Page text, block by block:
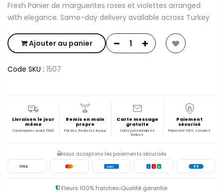
Fresh Panier de marguerites roses et violettes arranged
with elegance. Same-day delivery available across Turkey
Ajouter au panier
Code SKU : 1507
Livraison le jour
même
Commandez avant 19:00
Remis en main
propre
Par des fleuristes locaux
Carte message
gratuite
Carte personnalisée
incluse
Paiement
sécurisé
Paiement 100% sécurisé
Nous acceptons les paiements sécurisés
VISA AMEX J C B
Fleurs 100% fraîches Qualité garantie